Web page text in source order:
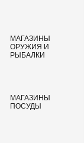
МАГАЗИНЫ
ОРУЖИЯ И
РЫБАЛКИ
МАГАЗИНЫ
ПОСУДЫ